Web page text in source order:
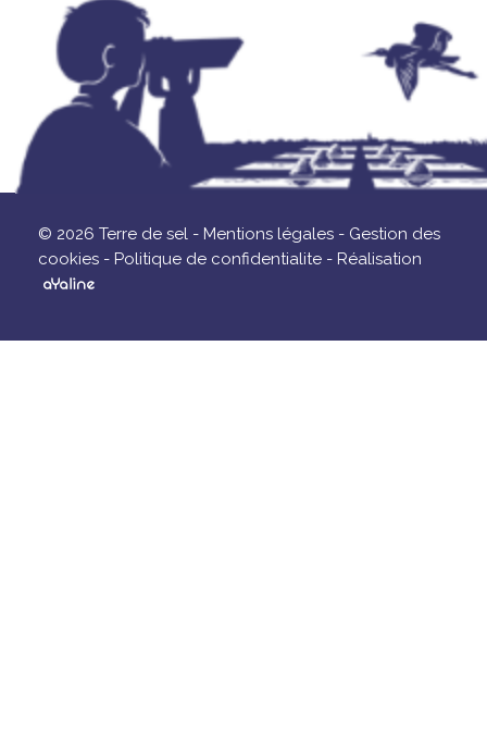
© 2026 Terre de sel - Mentions légales - Gestion des
cookies - Politique de confidentialite - Réalisation